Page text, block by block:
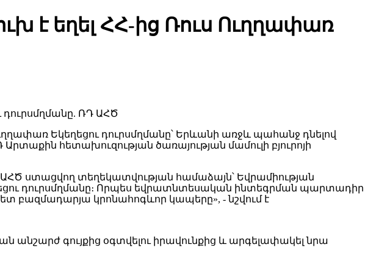
է եղել ՀՀ-ից Ռուս Ուղղափառ
Եկեղեցու դուրսմղմանը՝ Երևանի առջև պահանջ դնելով
հետախուզության ծառայության մամուլի բյուրոյի
ստացվող տեղեկատվության համաձայն՝ Եվրամիության
դուրսմղմանը։ Որպես եվրատնտեսական ինտեգրման պարտադիր
բազմադարյա կրոնահոգևոր կապերը», - նշվում է
անշարժ գույքից օգտվելու իրավունքից և արգելափակել նրա